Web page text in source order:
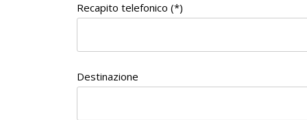
Recapito telefonico (*)
Destinazione